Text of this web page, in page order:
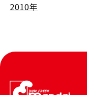
2010年